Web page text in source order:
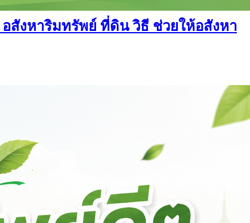
สังหาริมทรัพย์ ที่ดิน วิธี ช่วยให้อสังหา